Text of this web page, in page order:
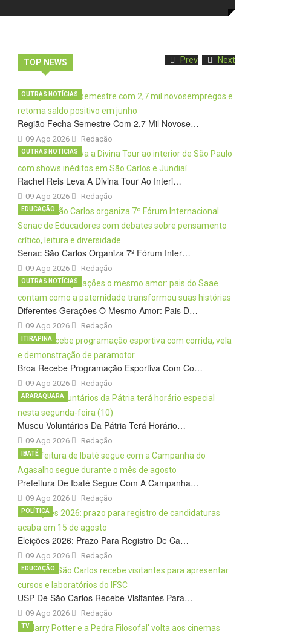
TOP NEWS Prev Next
Região Fecha Semestre Com 2,7 Mil Novose…
09 Ago 2026
OUTRAS NOTÍCIAS
Redação
Rachel Reis Leva A Divina Tour Ao Interi…
09 Ago 2026
OUTRAS NOTÍCIAS
Redação
Senac São Carlos Organiza 7º Fórum Inter…
09 Ago 2026
EDUCAÇÃO
Redação
Diferentes Gerações O Mesmo Amor: Pais D…
09 Ago 2026
OUTRAS NOTÍCIAS
Redação
Broa Recebe Programação Esportiva Com Co…
09 Ago 2026
ITIRAPINA
Redação
Museu Voluntários Da Pátria Terá Horário…
09 Ago 2026
ARARAQUARA
Redação
Prefeitura De Ibaté Segue Com A Campanha…
09 Ago 2026
IBATÉ
Redação
Eleições 2026: Prazo Para Registro De Ca…
09 Ago 2026
POLÍTICA
Redação
USP De São Carlos Recebe Visitantes Para…
09 Ago 2026
EDUCAÇÃO
Redação
TV